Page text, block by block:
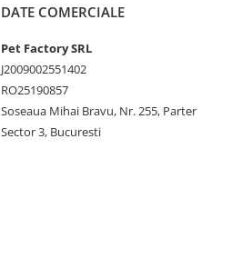
DATE COMERCIALE
Pet Factory SRL
J2009002551402
RO25190857
Soseaua Mihai Bravu, Nr. 255, Parter
Sector 3, Bucuresti